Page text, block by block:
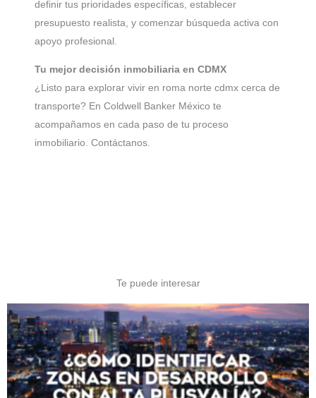
definir tus prioridades específicas, establecer
presupuesto realista, y comenzar búsqueda activa con
apoyo profesional.
Tu mejor decisión inmobiliaria en CDMX
¿Listo para explorar vivir en roma norte cdmx cerca de
transporte? En Coldwell Banker México te
acompañamos en cada paso de tu proceso
inmobiliario. Contáctanos.
Te puede interesar